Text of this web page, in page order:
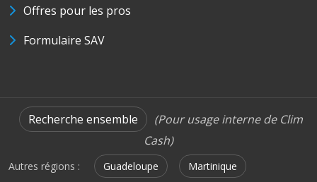
Offres pour les pros
Formulaire SAV
Recherche ensemble
(Pour usage interne de Clim
Cash)
Autres régions : Guadeloupe Martinique